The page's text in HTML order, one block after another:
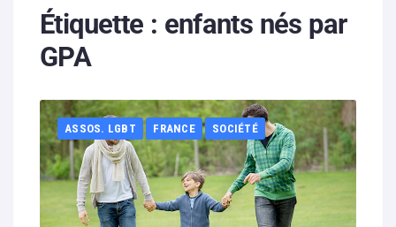
Contenus litigieux
Nous soutenir
Partenaires
Contacts
Étiquette : enfants nés par
GPA
ASSOS. LGBT FRANCE SOCIÉTÉ